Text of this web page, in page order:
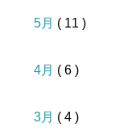
5月 ( 11 )
4月 ( 6 )
3月 ( 4 )